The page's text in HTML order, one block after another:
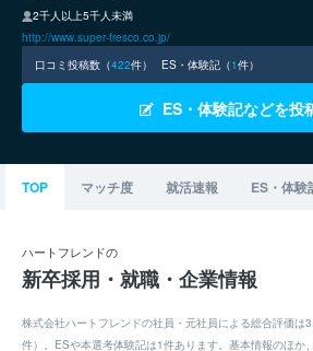
2千人以上5千人未満
http://www.super-fresco.co.jp/
口コミ投稿数（422件） ES・体験記（1件）
ES・体験記などを投
TOP マッチ度 就活速報 ES・体験
ハートフレンドの
新卒採用・就職・企業情報
株式会社ハートフレンドの社員・元社員による総合評価は
件）。ESや本選考体験記は1件あります。基本情報のほか